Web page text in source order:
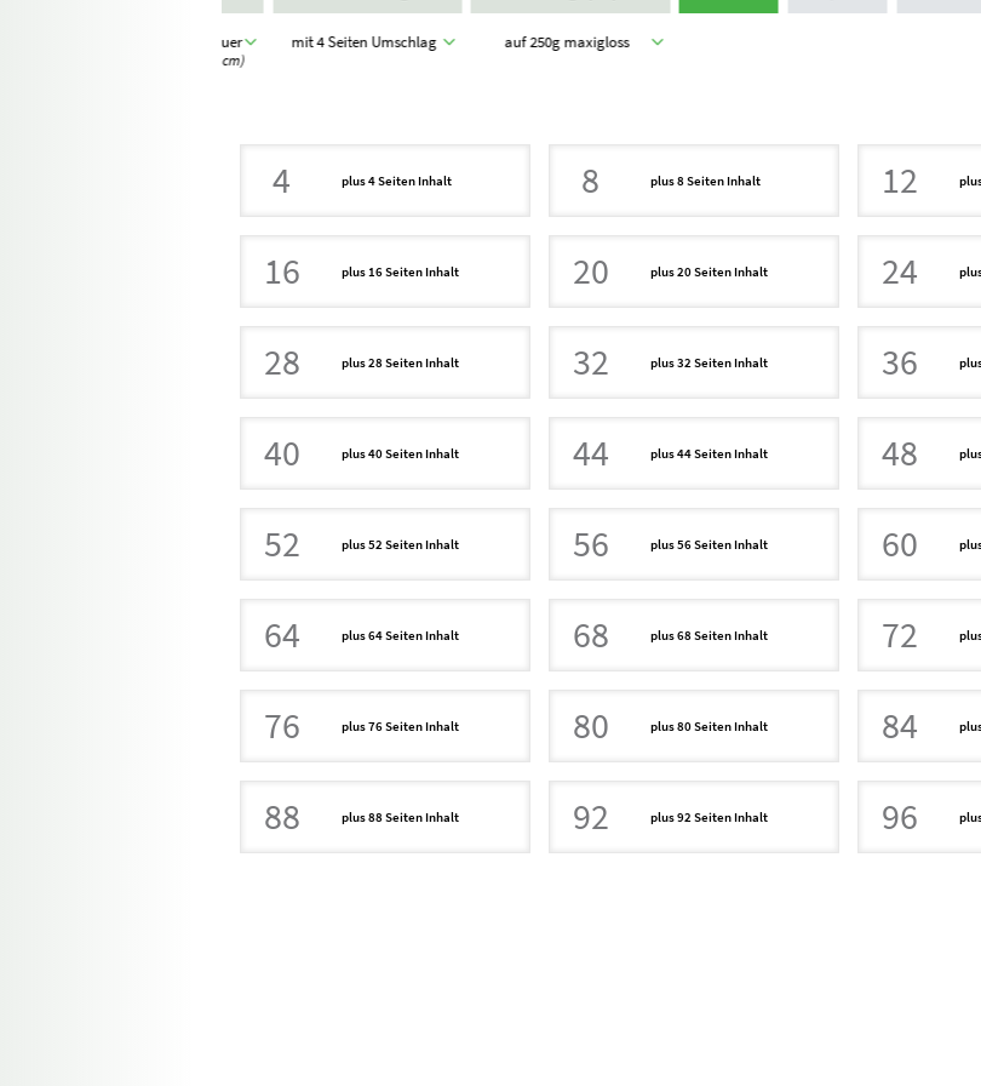
Art-Size quer
(28,0 x 21,0 cm)
mit 4 Seiten Umschlag auf 250g maxigloss
4 plus 4 Seiten Inhalt 8 plus 8 Seiten Inhalt 12
16 plus 16 Seiten Inhalt 20 plus 20 Seiten Inhalt 24
28 plus 28 Seiten Inhalt 32 plus 32 Seiten Inhalt 36
40 plus 40 Seiten Inhalt 44 plus 44 Seiten Inhalt 48
52 plus 52 Seiten Inhalt 56 plus 56 Seiten Inhalt 60
64 plus 64 Seiten Inhalt 68 plus 68 Seiten Inhalt 72
76 plus 76 Seiten Inhalt 80 plus 80 Seiten Inhalt 84
88 plus 88 Seiten Inhalt 92 plus 92 Seiten Inhalt 96